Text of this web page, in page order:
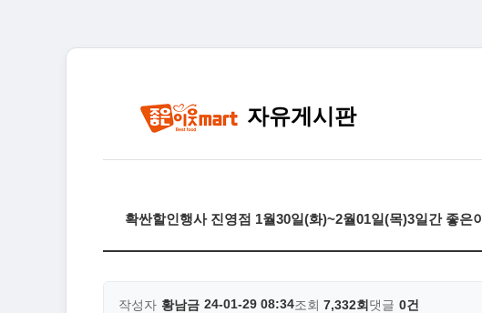
자유게시판
확싼할인행사 진영점 1월30일(화)~2월01일(목)3일간 좋은
작성자 황남금 24-01-29 08:34조회 7,332회 댓글 0건